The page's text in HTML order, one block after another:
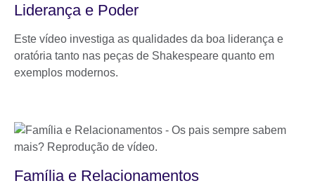
Liderança e Poder
Este vídeo investiga as qualidades da boa liderança e
oratória tanto nas peças de Shakespeare quanto em
exemplos modernos.
Família e Relacionamentos